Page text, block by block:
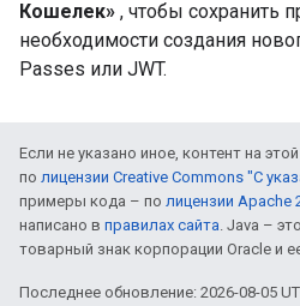
Кошелек» , чтобы сохранить
необходимости создания
Passes или JWT.
Если не указано иное, контент на
по лицензии Creative Commons "С
примеры кода – по лицензии Apache
написано в правилах сайта. Java –
товарный знак корпорации Oracle и
Последнее обновление: 2026-08-05